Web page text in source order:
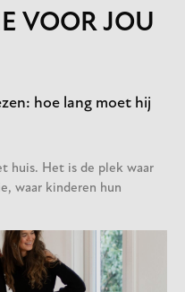
VOOR JOU
hoe lang moet hij
huis. Het is de plek waar
waar kinderen hun